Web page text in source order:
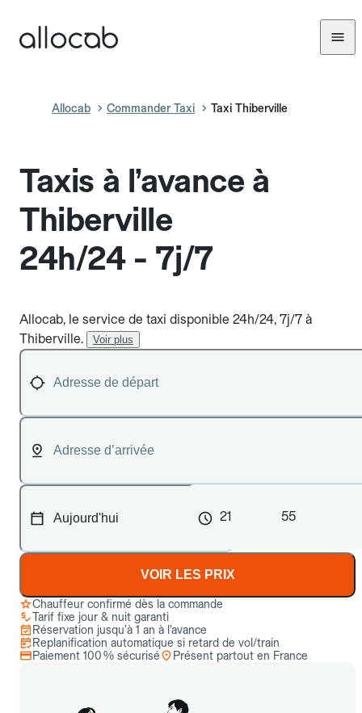
Allocab Commander Taxi Taxi Thiberville
Taxis à l’avance à
Thiberville
24h/24 - 7j/7
Allocab, le service de taxi disponible 24h/24, 7j/7 à
Thiberville.
Voir plus
21 55
VOIR LES PRIX
Chauffeur confirmé dès la commande
Tarif fixe jour & nuit garanti
Réservation jusqu’à 1 an à l’avance
Replanification automatique si retard de vol/train
Paiement 100 % sécurisé
Présent partout en France